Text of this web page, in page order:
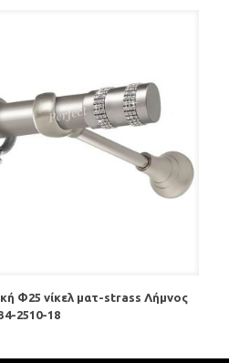
Φ25 νίκελ ματ-strass Λήμνος
2510-18